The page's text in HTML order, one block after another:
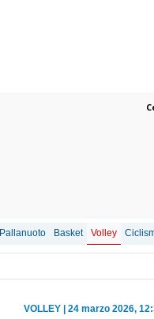
Pallanuoto Basket Volley
VOLLEY 24 marzo 2026,